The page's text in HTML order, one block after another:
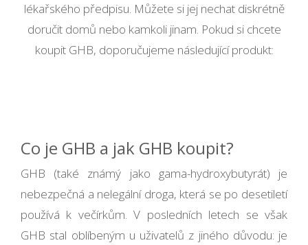
lékařského předpisu. Můžete si jej nechat diskrétně
doručit domů nebo kamkoli jinam. Pokud si chcete
koupit GHB, doporučujeme následující produkt:
Co je GHB a jak GHB koupit?
GHB (také známý jako gama-hydroxybutyrát) je
nebezpečná a nelegální droga, která se po desetiletí
používá k večírkům. V posledních letech se však
GHB stal oblíbeným u uživatelů z jiného důvodu: je